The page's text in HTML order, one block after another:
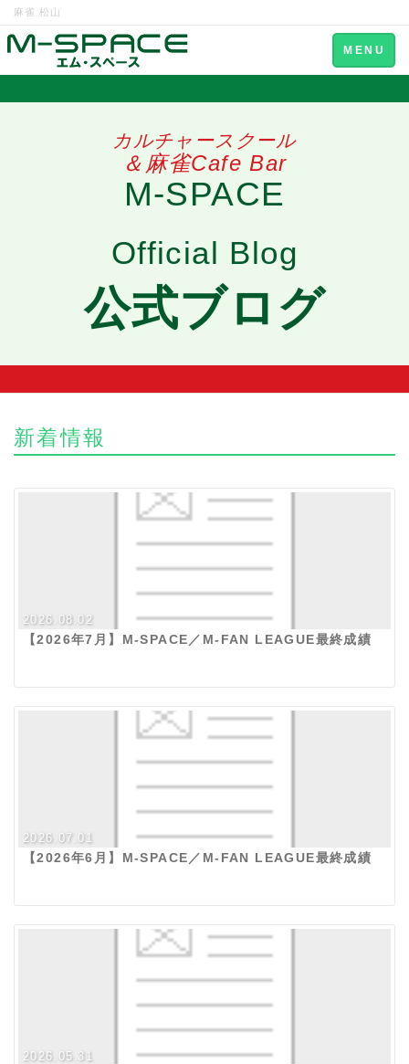
麻雀 松山
Toggle
navigation
MENU
カルチャースクール
＆麻雀Cafe Bar
M-SPACE
Official Blog
公式ブログ
新着情報
2026.08.02
【2026年7月】M-SPACE／M-FAN LEAGUE最終成績
2026.07.01
【2026年6月】M-SPACE／M-FAN LEAGUE最終成績
2026.05.31